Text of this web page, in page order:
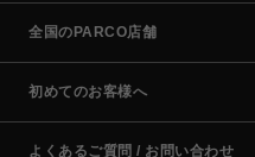
全国のPARCO店舗
初めてのお客様へ
よくあるご質問 / お問い合わせ